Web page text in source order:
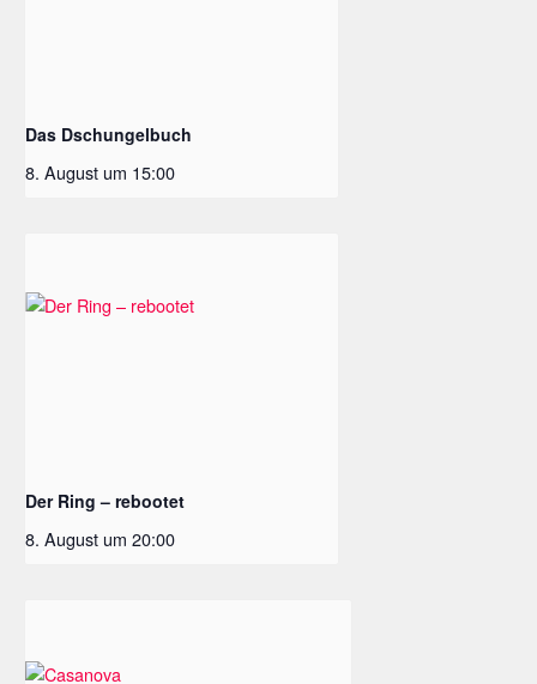
Das Dschungelbuch
8. August um 15:00
Der Ring – rebootet
8. August um 20:00